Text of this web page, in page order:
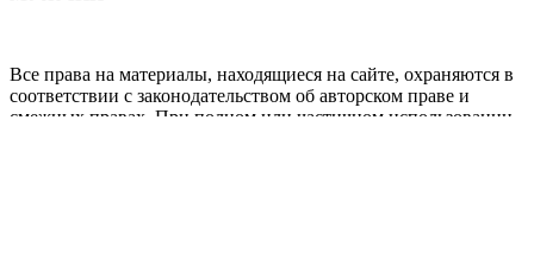
Все права на материалы, находящиеся на сайте, охраняются в
соответствии с законодательством об авторском праве и
смежных правах. При полном или частичном использовании